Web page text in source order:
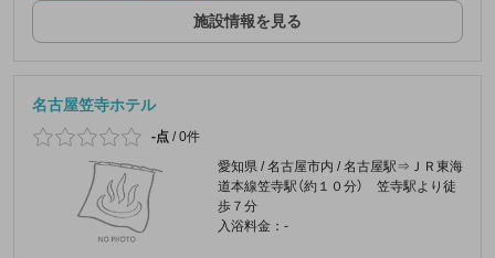
施設情報を見る
名古屋笠寺ホテル
-点 /0件
愛知県 / 名古屋市内 / 名古屋駅⇒ＪＲ東海
道本線笠寺駅（約１０分） 笠寺駅より徒
歩７分
入浴料金：-